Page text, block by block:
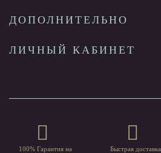
ДОПОЛНИТЕЛЬНО
ЛИЧНЫЙ КАБИНЕТ
100% Гарантия на
Быстрая доставка